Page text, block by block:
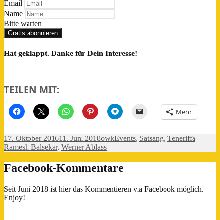
Email
Name
Bitte warten
Gratis abonnieren
Hat geklappt. Danke für Dein Interesse!
TEILEN MIT:
Mehr
Veröffentlicht
am
17. Oktober 201611. Juni 2018Autor
owkKategorien
Events, Satsang, Teneriffa
Ramesh Balsekar, Werner Ablass
Facebook-Kommentare
Seit Juni 2018 ist hier das Kommentieren via Facebook möglich.
Enjoy!